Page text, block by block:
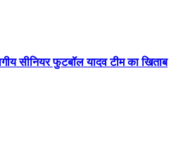
सीनियर फुटबॉल यादव टीम का खिताब